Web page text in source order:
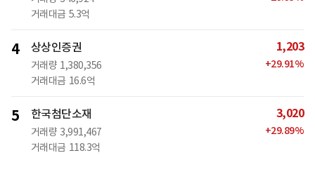
거래대금 5.3억
4 상상인증권
거래량 1,380,356
거래대금 16.6억
1,203
+29.91%
5 한국첨단소재
거래량 3,991,467
거래대금 118.3억
3,020
+29.89%